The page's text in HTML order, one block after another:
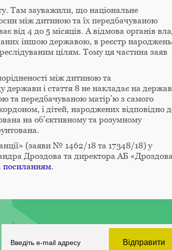
Там зауважили, що національне
між дитиною та їх передбачуваною
від 4 до 5 місяців. А відмова органів
іншою державою, в реєстр
цілям. Тому ця частина заяв
між дитиною та
і стаття 8 не накладає на
та передбачуваною матір’ю з самого
і дітей, народжених відповідно
на об’єктивному та розумному
(заяви № 1462/18 та 17348/18) у
Дроздова та директора АБ «Дроздова
посиланням.